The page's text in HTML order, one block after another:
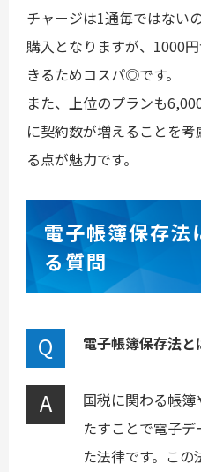
チャージは1通毎ではない
購入となりますが、1000
きるためコスパ◎です。
また、上位のプランも
に契約数が増えることを
る点が魅力です。
電子帳簿保存法
る質問
電子帳簿保存法と
国税に関わる帳
たすことで電子
た法律です。こ